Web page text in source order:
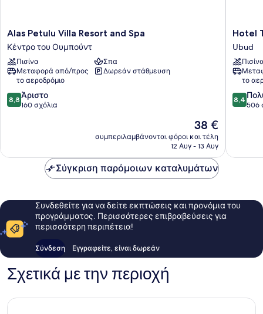
Alas
Petulu
Villa
Resort
and
Spa
Κέντρο
του
Alas Petulu Villa Resort and Spa
Κέντρο του Ουμπούντ
Πισίνα
Σπα
Μεταφορά από/προς
το αεροδρόμιο
Δωρεάν στάθμευση
8.8
στα
8,8 Άριστο
160 σχόλια
Η
τιμή
είναι
38 €
συμπεριλαμβάνονται φόροι και τέλη
12 Αυγ - 13 Αυγ
Hotel
Spa
Ubud
Hotel
Ubud
το
8.4
στα
σχόλια
8,4
506
Σύγκριση παρόμοιων καταλυμάτων
Συνδεθείτε για να δείτε εκπτώσεις και προνόμια του
προγράμματος. Περισσότερες επιβραβεύσεις για
περισσότερη περιπέτεια!
Σύνδεση Εγγραφείτε, είναι δωρεάν
Σχετικά με την περιοχή